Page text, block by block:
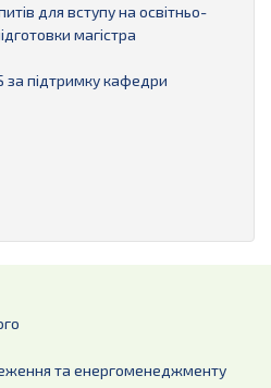
для вступу на освітньо-
магістра
підтримку кафедри
та енергоменеджменту